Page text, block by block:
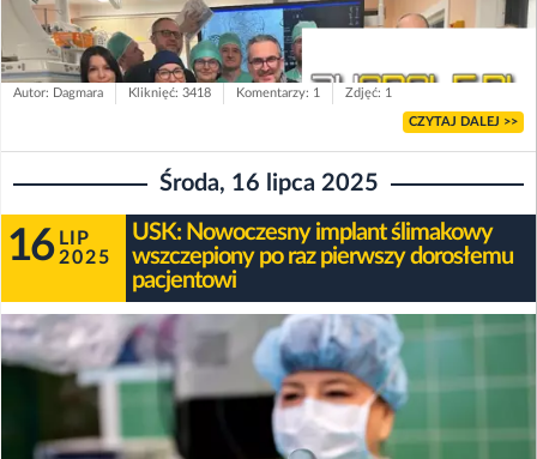
Autor: Dagmara Kliknięć: 3418 Komentarzy: 1 Zdjęć: 1
CZYTAJ DALEJ >>
Środa, 16 lipca 2025
16 LIP
2025
USK: Nowoczesny implant ślimakowy
wszczepiony po raz pierwszy dorosłemu
pacjentowi